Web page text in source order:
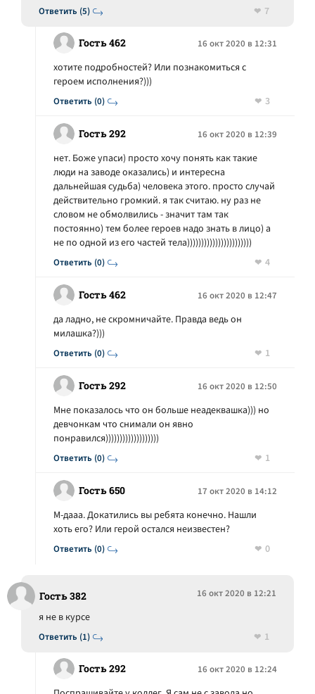
Ответить (5)
7
Гость 462 16 окт 2020 в 12:31
Ответить (0)
хотите подробностей? Или познакомиться с
героем исполнения?)))
3
Гость 292 16 окт 2020 в 12:39
Ответить (0)
нет. Боже упаси) просто хочу понять как такие
люди на заводе оказались) и интересна
дальнейшая судьба) человека этого. просто случай
действительно громкий. я так считаю. ну раз не
словом не обмолвились - значит там так
постоянно) тем более героев надо знать в лицо) а
не по одной из его частей тела)))))))))))))))))))))))
4
Гость 462 16 окт 2020 в 12:47
Ответить (0)
да ладно, не скромничайте. Правда ведь он
милашка?)))
1
Гость 292 16 окт 2020 в 12:50
Ответить (0)
Мне показалось что он больше неадеквашка))) но
девчонкам что снимали он явно
понравился)))))))))))))))))))
1
Гость 650 17 окт 2020 в 14:12
Ответить (0)
М-дааа. Докатились вы ребята конечно. Нашли
хоть его? Или герой остался неизвестен?
0
Гость 382 16 окт 2020 в 12:21
Ответить (1)
я не в курсе
1
Гость 292 16 окт 2020 в 12:24